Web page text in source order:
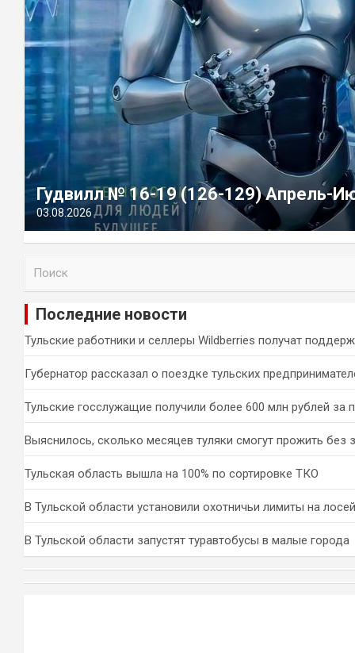
Гудвилл № 16-19 (126-129) Апрель-
03.08.2026
и
Последние новости
Тульские работники и селлеры Wildberries получат
Губернатор рассказал о поездке тульских
Тульские госслужащие получили более 600 млн рублей за
Выяснилось, сколько месяцев туляки смогут прожить без
Тульская область вышла на 100% по сортировке ТКО
В Тульской области установили охотничьи лимиты на
В Тульской области запустят туравтобусы в малые города